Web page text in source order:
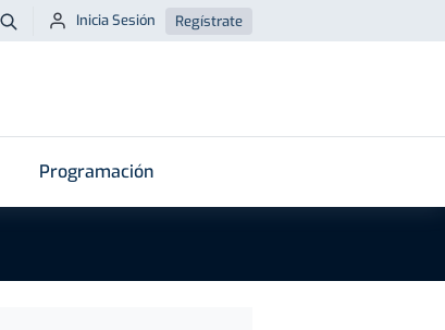
Buscar
Inicia Sesión Regístrate
Programación